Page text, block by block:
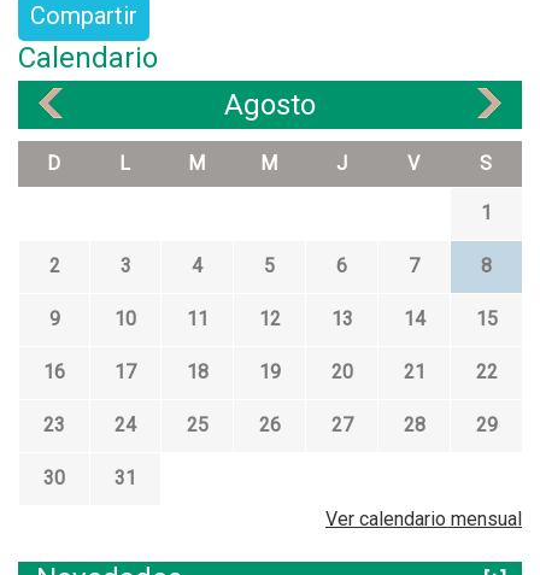
Compartir
Calendario
Agosto
D L M M J V S
1
2 3 4 5 6 7 8
9 10 11 12 13 14 15
16 17 18 19 20 21 22
23 24 25 26 27 28 29
30
31
Ver calendario mensual